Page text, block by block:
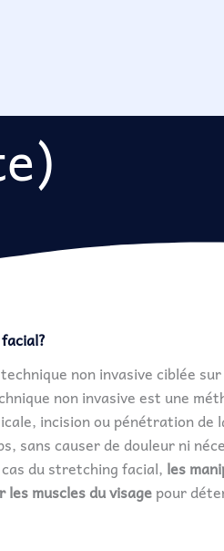
non invasive ciblée
non invasive est une
incision ou pénétration de
sans causer de douleur ni
du stretching facial, les
muscles du visagepour